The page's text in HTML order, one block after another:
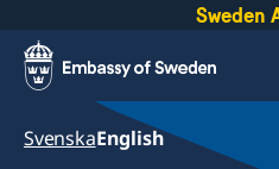
Sweden
SvenskaEnglish